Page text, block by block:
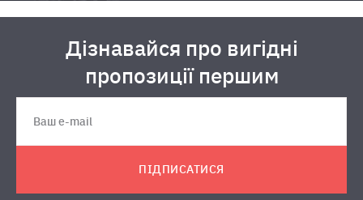
Дізнавайся про вигідні
пропозиції першим
ПІДПИСАТИСЯ